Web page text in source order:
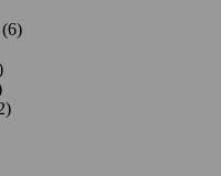
(6)